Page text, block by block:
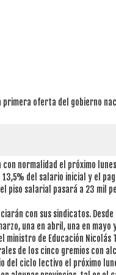
primera oferta del gobierno
con normalidad el próximo
del salario inicial y el
piso salarial pasará a 23 mil
con sus sindicatos.
una en abril, una en
ministro de Educación
de los cinco gremios con
del ciclo lectivo el próximo